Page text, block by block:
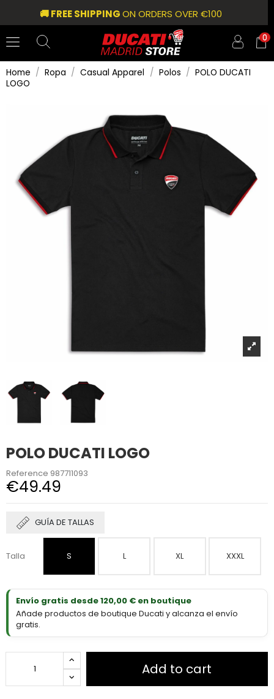
🚚 FREE SHIPPINGON ORDERS OVER €100
0
Home Ropa Casual Apparel Polos
POLO DUCATI
LOGO
POLO DUCATI LOGO
Reference 987711093
€49.49
GUÍA DE TALLAS
Talla S L XL XXXL
Envío gratis desde 120,00 € en boutique
Añade productos de boutique Ducati y alcanza el envío
gratis.
Add to cart